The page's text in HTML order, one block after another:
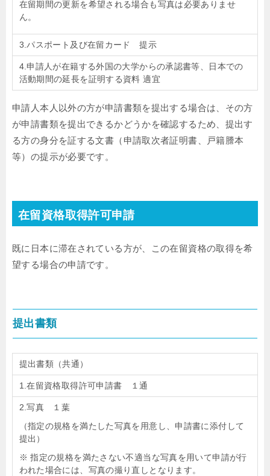
在留期間の更新を希望される場合も写真は必要ありませ
ん。
3.パスポート及び在留カード 提示
4.申請人が在籍する外国の大学からの承認書等、日本での
活動期間の延長を証明する資料 適宜
申請人本人以外の方が申請書類を提出する場合は、その方
が申請書類を提出できるかどうかを確認するため、提出す
る方の身分を証する文書（申請取次者証明書、戸籍謄本
等）の提示が必要です。
在留資格取得許可申請
既に日本に滞在されている方が、この在留資格の取得を希
望する場合の申請です。
提出書類
提出書類（共通）
1.在留資格取得許可申請書 １通
2.写真 １葉
（指定の規格を満たした写真を用意し、申請書に添付して
提出）
※ 指定の規格を満たさない不適当な写真を用いて申請が行
われた場合には、写真の撮り直しとなります。